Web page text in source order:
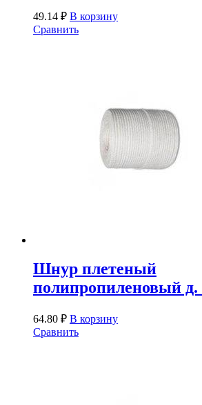
49.14 ₽ В корзину
Сравнить
Шнур плетеный
полипропиленовый д.
64.80 ₽ В корзину
Сравнить